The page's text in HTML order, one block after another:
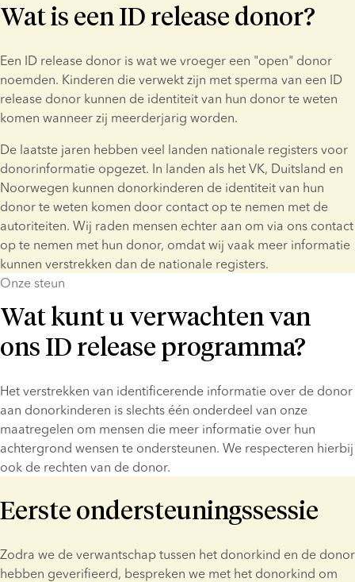
Wat is een ID release donor?
Een ID release donor is wat we vroeger een "open" donor
noemden. Kinderen die verwekt zijn met sperma van een ID
release donor kunnen de identiteit van hun donor te weten
komen wanneer zij meerderjarig worden.
De laatste jaren hebben veel landen nationale registers voor
donorinformatie opgezet. In landen als het VK, Duitsland en
Noorwegen kunnen donorkinderen de identiteit van hun
donor te weten komen door contact op te nemen met de
autoriteiten. Wij raden mensen echter aan om via ons contact
op te nemen met hun donor, omdat wij vaak meer informatie
kunnen verstrekken dan de nationale registers.
Onze steun
Wat kunt u verwachten van
ons ID release programma?
Het verstrekken van identificerende informatie over de donor
aan donorkinderen is slechts één onderdeel van onze
maatregelen om mensen die meer informatie over hun
achtergrond wensen te ondersteunen. We respecteren hierbij
ook de rechten van de donor.
Eerste ondersteuningssessie
Zodra we de verwantschap tussen het donorkind en de donor
hebben geverifieerd, bespreken we met het donorkind om